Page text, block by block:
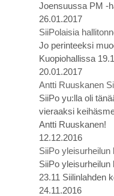
Joensuussa PM -
26.01.2017
SiiPolaisia
Jo perinteeksi
Kuopiohallissa 19.1
20.01.2017
Antti Ruuskanen
SiiPo yu:lla oli
vieraaksi
Antti Ruuskanen!
12.12.2016
SiiPo yleisurheilun
SiiPo yleisurheilun
23.11 Siilinlahden
24.11.2016